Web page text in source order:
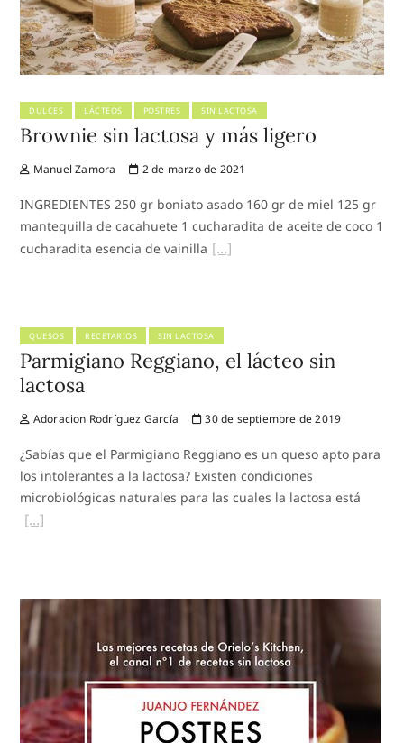
DULCES LÁCTEOS POSTRES SIN LACTOSA
Brownie sin lactosa y más ligero
Manuel Zamora 2 de marzo de 2021
INGREDIENTES 250 gr boniato asado 160 gr de miel 125 gr
mantequilla de cacahuete 1 cucharadita de aceite de coco 1
cucharadita esencia de vainilla
QUESOS RECETARIOS SIN LACTOSA
Parmigiano Reggiano, el lácteo sin
lactosa
Adoracion Rodríguez García 30 de septiembre de 2019
¿Sabías que el Parmigiano Reggiano es un queso apto para
los intolerantes a la lactosa? Existen condiciones
microbiológicas naturales para las cuales la lactosa está